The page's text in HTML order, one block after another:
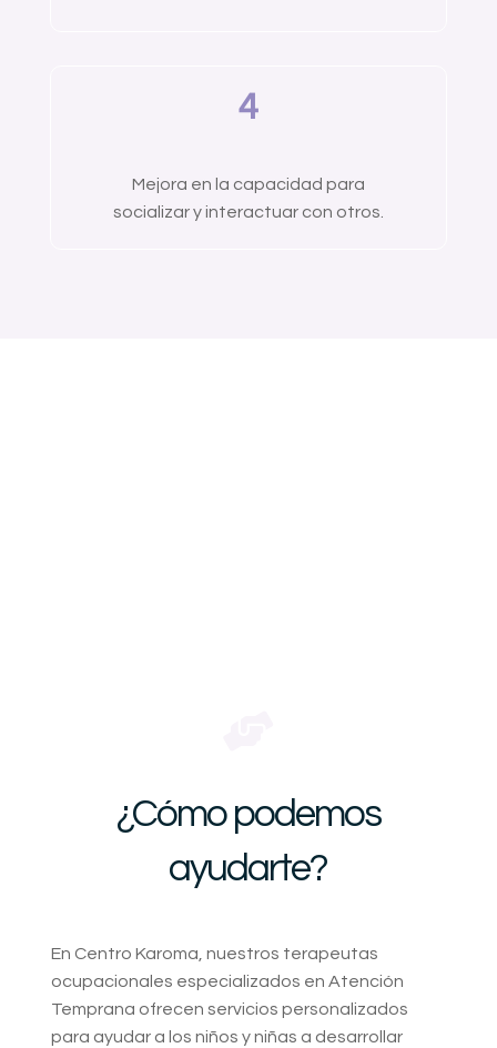
4
Mejora en la capacidad para
socializar y interactuar con otros.
¿Cómo podemos
ayudarte?
En Centro Karoma, nuestros terapeutas
ocupacionales especializados en Atención
Temprana ofrecen servicios personalizados
para ayudar a los niños y niñas a desarrollar